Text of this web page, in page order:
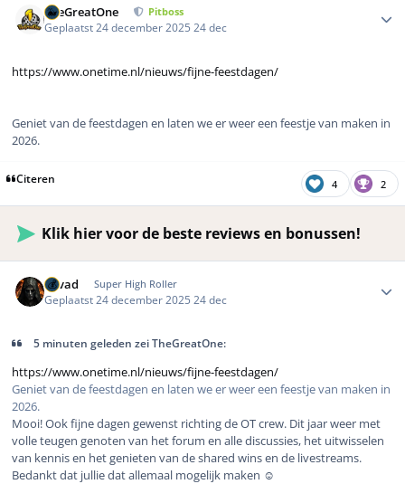
TheGreatOne Pitboss
Geplaatst 24 december 2025 24 dec
https://www.onetime.nl/nieuws/fijne-feestdagen/
Geniet van de feestdagen en laten we er weer een feestje van maken in
2026.
Citeren 4 2
Klik hier voor de beste reviews en bonussen!
devad Super High Roller
Geplaatst 24 december 2025 24 dec
5 minuten geleden zei TheGreatOne:
https://www.onetime.nl/nieuws/fijne-feestdagen/
Geniet van de feestdagen en laten we er weer een feestje van maken in
2026.
Mooi! Ook fijne dagen gewenst richting de OT crew. Dit jaar weer met
volle teugen genoten van het forum en alle discussies, het uitwisselen
van kennis en het genieten van de shared wins en de livestreams.
Bedankt dat jullie dat allemaal mogelijk maken ☺️